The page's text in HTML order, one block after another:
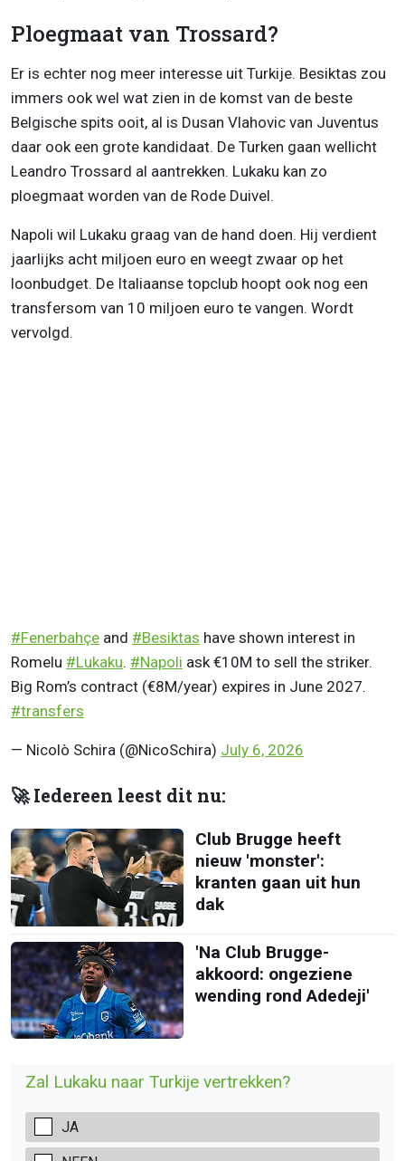
Ploegmaat van Trossard?
Er is echter nog meer interesse uit Turkije. Besiktas zou
immers ook wel wat zien in de komst van de beste
Belgische spits ooit, al is Dusan Vlahovic van Juventus
daar ook een grote kandidaat. De Turken gaan wellicht
Leandro Trossard al aantrekken. Lukaku kan zo
ploegmaat worden van de Rode Duivel.
Napoli wil Lukaku graag van de hand doen. Hij verdient
jaarlijks acht miljoen euro en weegt zwaar op het
loonbudget. De Italiaanse topclub hoopt ook nog een
transfersom van 10 miljoen euro te vangen. Wordt
vervolgd.
#Fenerbahçe and #Besiktas have shown interest in
Romelu #Lukaku. #Napoli ask €10M to sell the striker.
Big Rom’s contract (€8M/year) expires in June 2027.
#transfers
— Nicolò Schira (@NicoSchira) July 6, 2026
🚀 Iedereen leest dit nu:
Club Brugge heeft
nieuw 'monster':
kranten gaan uit hun
dak
'Na Club Brugge-
akkoord: ongeziene
wending rond Adedeji'
Zal Lukaku naar Turkije vertrekken?
JA